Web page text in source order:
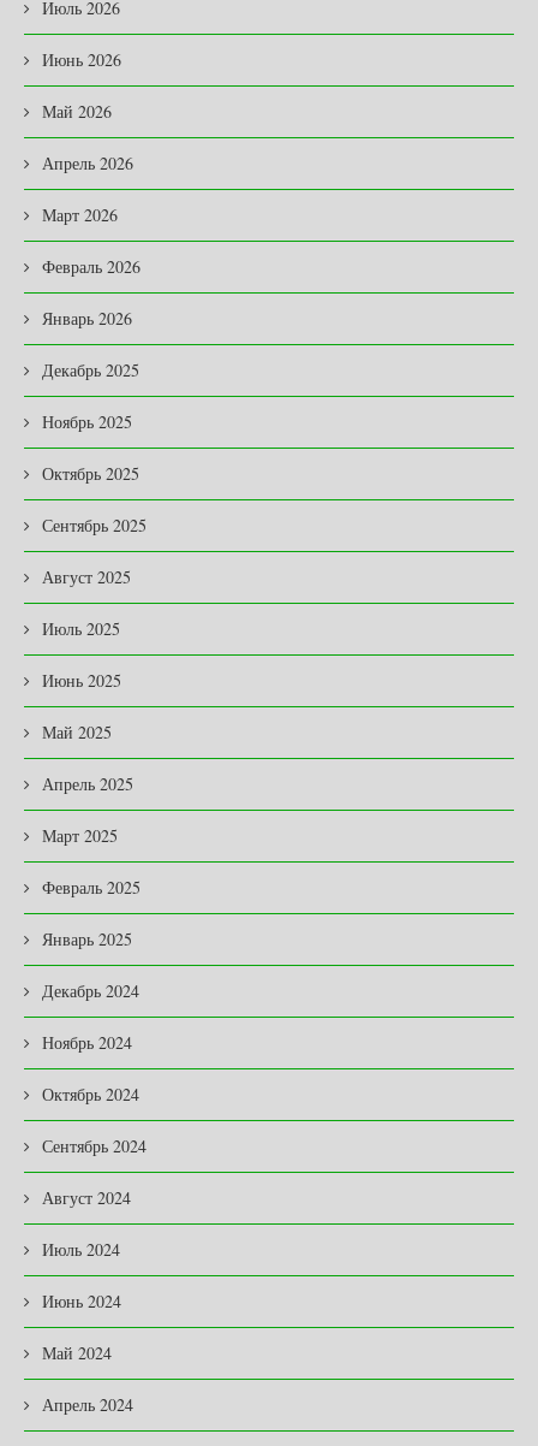
Июль 2026
Июнь 2026
Май 2026
Апрель 2026
Март 2026
Февраль 2026
Январь 2026
Декабрь 2025
Ноябрь 2025
Октябрь 2025
Сентябрь 2025
Август 2025
Июль 2025
Июнь 2025
Май 2025
Апрель 2025
Март 2025
Февраль 2025
Январь 2025
Декабрь 2024
Ноябрь 2024
Октябрь 2024
Сентябрь 2024
Август 2024
Июль 2024
Июнь 2024
Май 2024
Апрель 2024